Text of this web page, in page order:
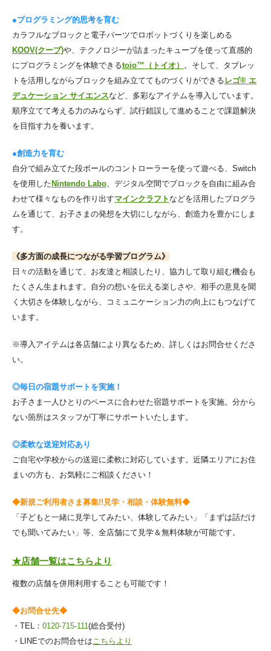
●プログラミング的思考を育む
カラフルなブロックと電子パーツでロボットづくりを楽しめる
KOOV(クーブ)や、テクノロジーが詰まったキューブを使って直感的
にプログラミングを体験できるtoio™（トイオ） 。そして、タブレッ
トを活用しながらブロックを組み立ててものづくりができる レゴ® エ
デュケーション サイエンスなど、多彩なアイテムを導入しています。
順序立てて考える力のみならず、試行錯誤して進めることで課題解決
を目指す力を養います。
●創造力を育む
自分で組み立てた段ボールのコントローラーを使って遊べる、Switch
を使用した Nintendo Labo、デジタル空間でブロックを自由に組み合
わせて様々なものを作り出すマインクラフト などを活用したプログラ
ムを通じて、お子さまの発想を大切にしながら、創造力を豊かにしま
す。
《多方面の成長につながる学習プログラム》
日々の活動を通じて、お友達と相談したり、協力して取り組む機会も
たくさん生まれます。自分の想いを伝える楽しさや、相手の意見を聞
く大切さを体験しながら、コミュニケーション力の向上にもつなげて
います。
※導入アイテムは各店舗により異なるため、詳しくはお問合せくださ
い。
◎毎日の宿題サポートを実施！
お子さま一人ひとりのペースに合わせた宿題サポートを実施。分から
ない箇所はスタッフが丁寧にサポートいたします。
◎柔軟な送迎対応あり
ご自宅や学校からの送迎に柔軟に対応しています。近隣エリアにお住
まいの方も、お気軽にご相談ください！
◆新規ご利用者さま募集!!見学・相談・体験無料◆
「子どもと一緒に見学してみたい、体験してみたい」「まずは話だけ
でも聞いてみたい」等、全店舗にて見学＆無料体験が可能です。
★店舗一覧はこちらより
複数の店舗を併用利用することも可能です！
◆お問合せ先◆
・TEL： 0120-715-111(総合受付)
・LINEでのお問合せはこちらより